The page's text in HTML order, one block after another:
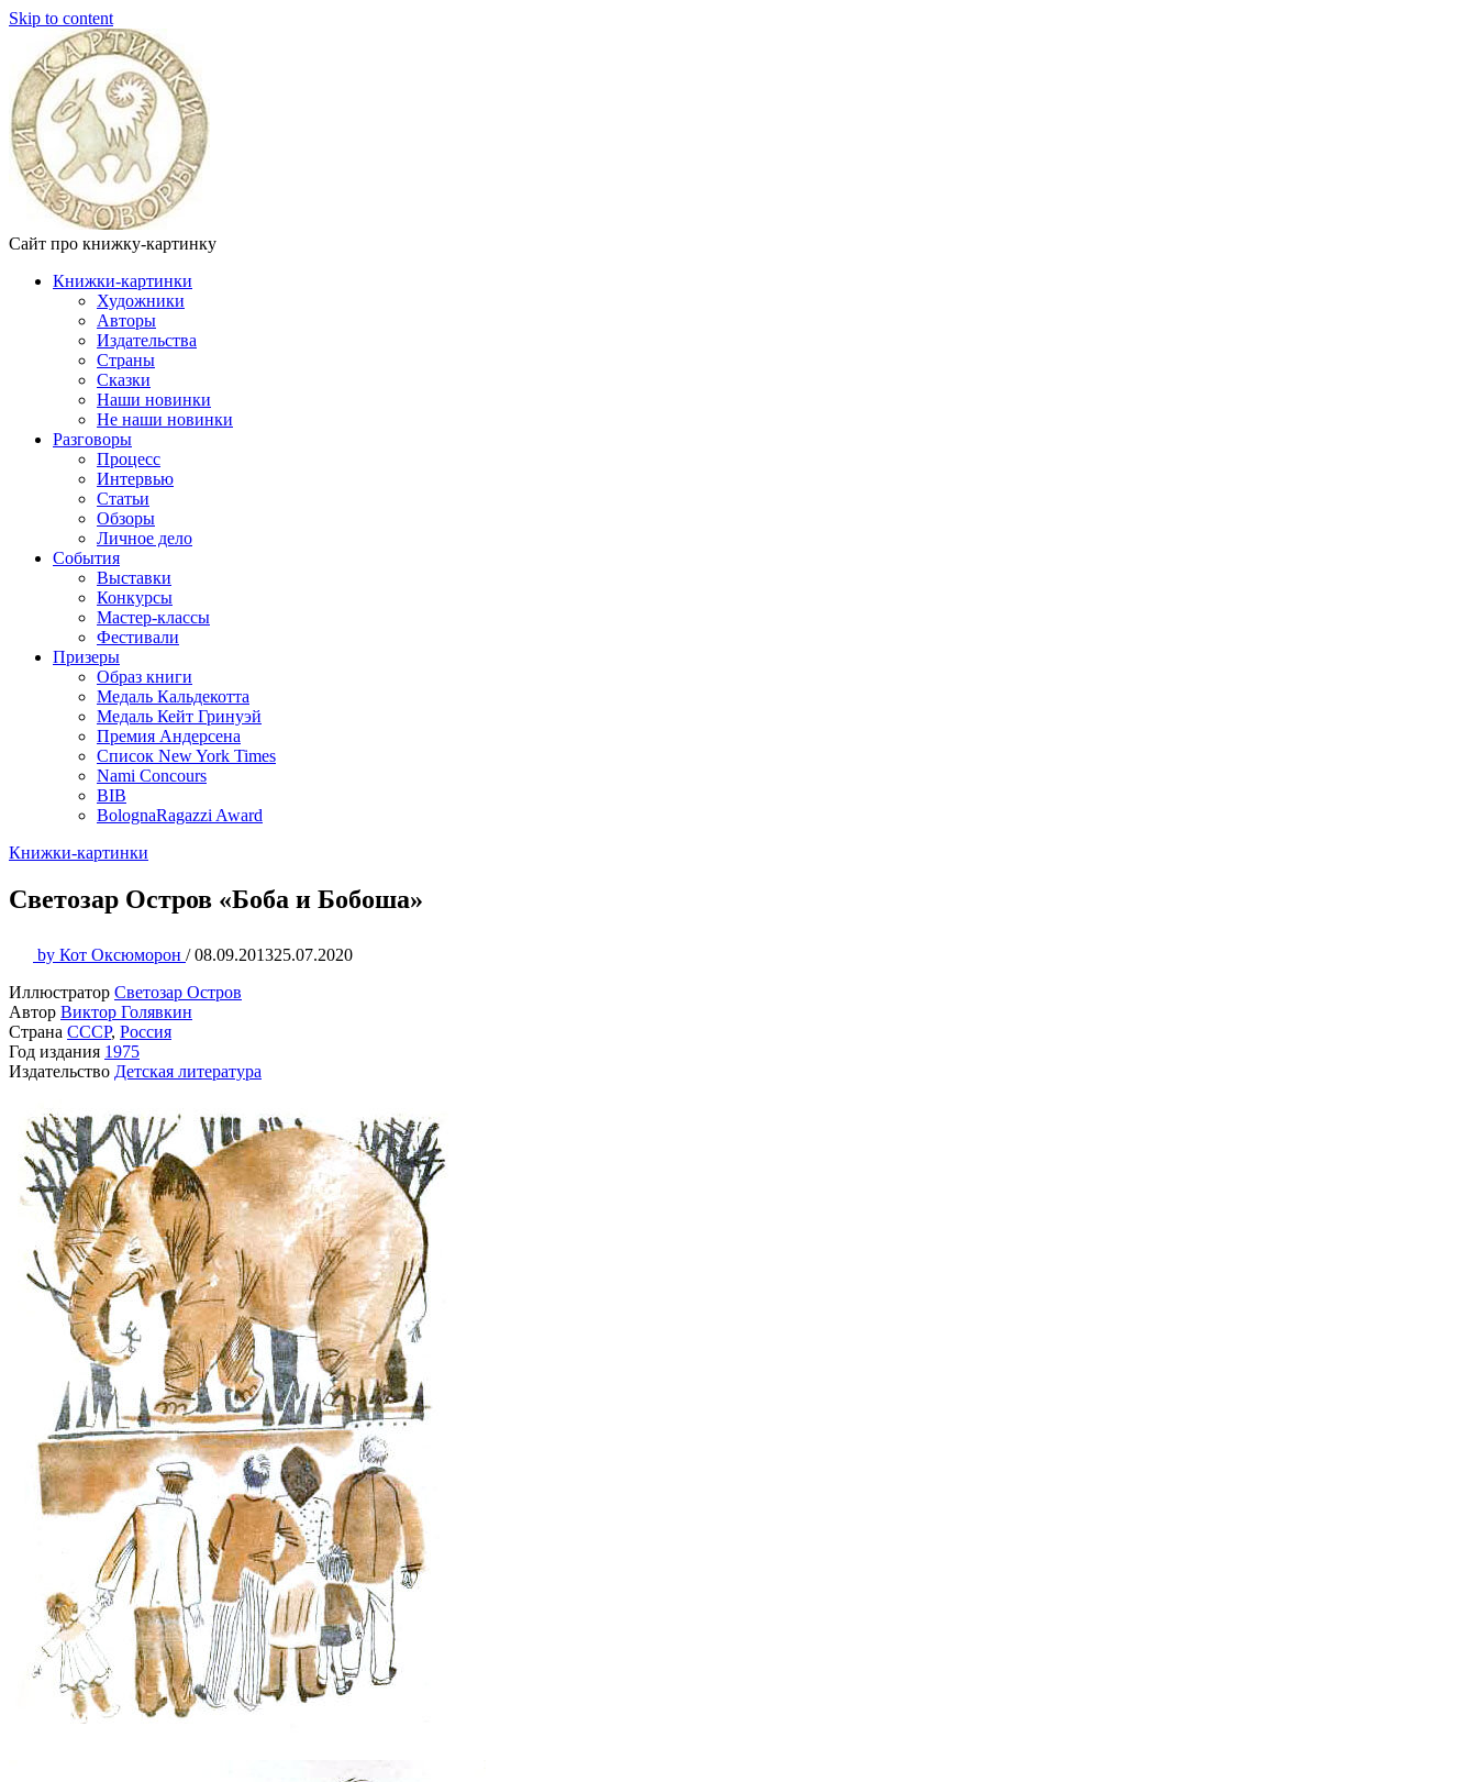
Skip to content
Сайт про книжку-картинку
Книжки-картинки
Художники
Авторы
Издательства
Страны
Сказки
Наши новинки
Не наши новинки
Разговоры
Процесс
Интервью
Статьи
Обзоры
Личное дело
События
Выставки
Конкурсы
Мастер-классы
Фестивали
Призеры
Образ книги
Медаль Кальдекотта
Медаль Кейт Гринуэй
Премия Андерсена
Список New York Times
Nami Concours
BIB
BolognaRagazzi Award
Книжки-картинки
Светозар Остров «Боба и Бобоша»
by Кот Оксюморон / 08.09.201325.07.2020
Иллюстратор Светозар Остров
Автор Виктор Голявкин
Страна СССР, Россия
Год издания 1975
Издательство Детская литература